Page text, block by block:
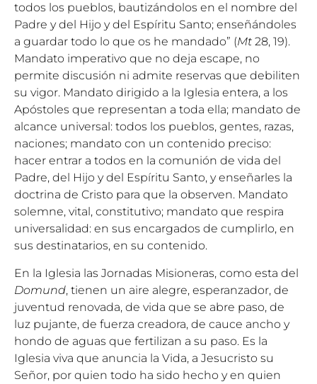
todos los pueblos, bautizándolos en el nombre del
Padre y del Hijo y del Espíritu Santo; enseñándoles
a guardar todo lo que os he mandado” (Mt 28, 19).
Mandato imperativo que no deja escape, no
permite discusión ni admite reservas que debiliten
su vigor. Mandato dirigido a la Iglesia entera, a los
Apóstoles que representan a toda ella; mandato de
alcance universal: todos los pueblos, gentes, razas,
naciones; mandato con un contenido preciso:
hacer entrar a todos en la comunión de vida del
Padre, del Hijo y del Espíritu Santo, y enseñarles la
doctrina de Cristo para que la observen. Mandato
solemne, vital, constitutivo; mandato que respira
universalidad: en sus encargados de cumplirlo, en
sus destinatarios, en su contenido.
En la Iglesia las Jornadas Misioneras, como esta del
Domund, tienen un aire alegre, esperanzador, de
juventud renovada, de vida que se abre paso, de
luz pujante, de fuerza creadora, de cauce ancho y
hondo de aguas que fertilizan a su paso. Es la
Iglesia viva que anuncia la Vida, a Jesucristo su
Señor, por quien todo ha sido hecho y en quien